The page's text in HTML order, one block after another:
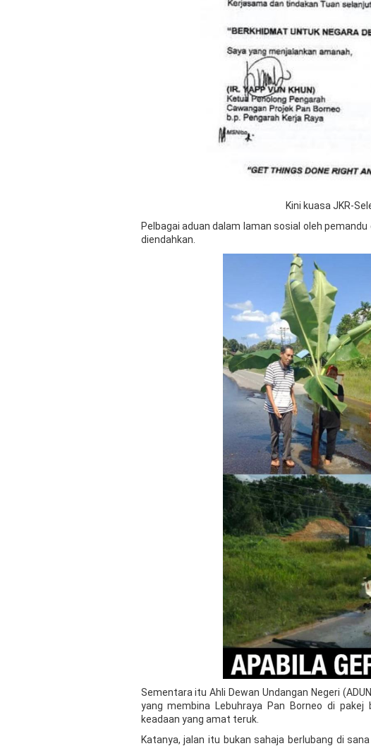
Kini kuasa JKR-
Pelbagai aduan dalam laman sosial oleh
diendahkan.
Sementara itu Ahli Dewan Undangan Negeri
yang membina Lebuhraya Pan Borneo di
keadaan yang amat teruk.
Katanya, jalan itu bukan sahaja berlubang di